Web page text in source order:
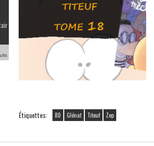
Étiquettes: BD Glénat Titeuf Zep